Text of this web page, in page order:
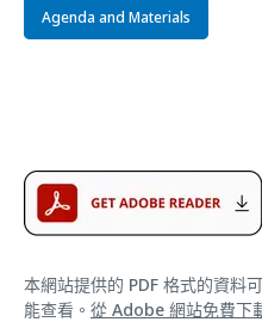
Agenda and Materials
本網站提供的 PDF 格式的資料
能查看。 從 Adobe 網站免費下